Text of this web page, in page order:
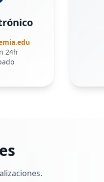
24h